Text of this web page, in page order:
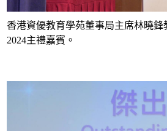
香港資優教育學苑董事局主席林曉
2024主禮嘉賓。